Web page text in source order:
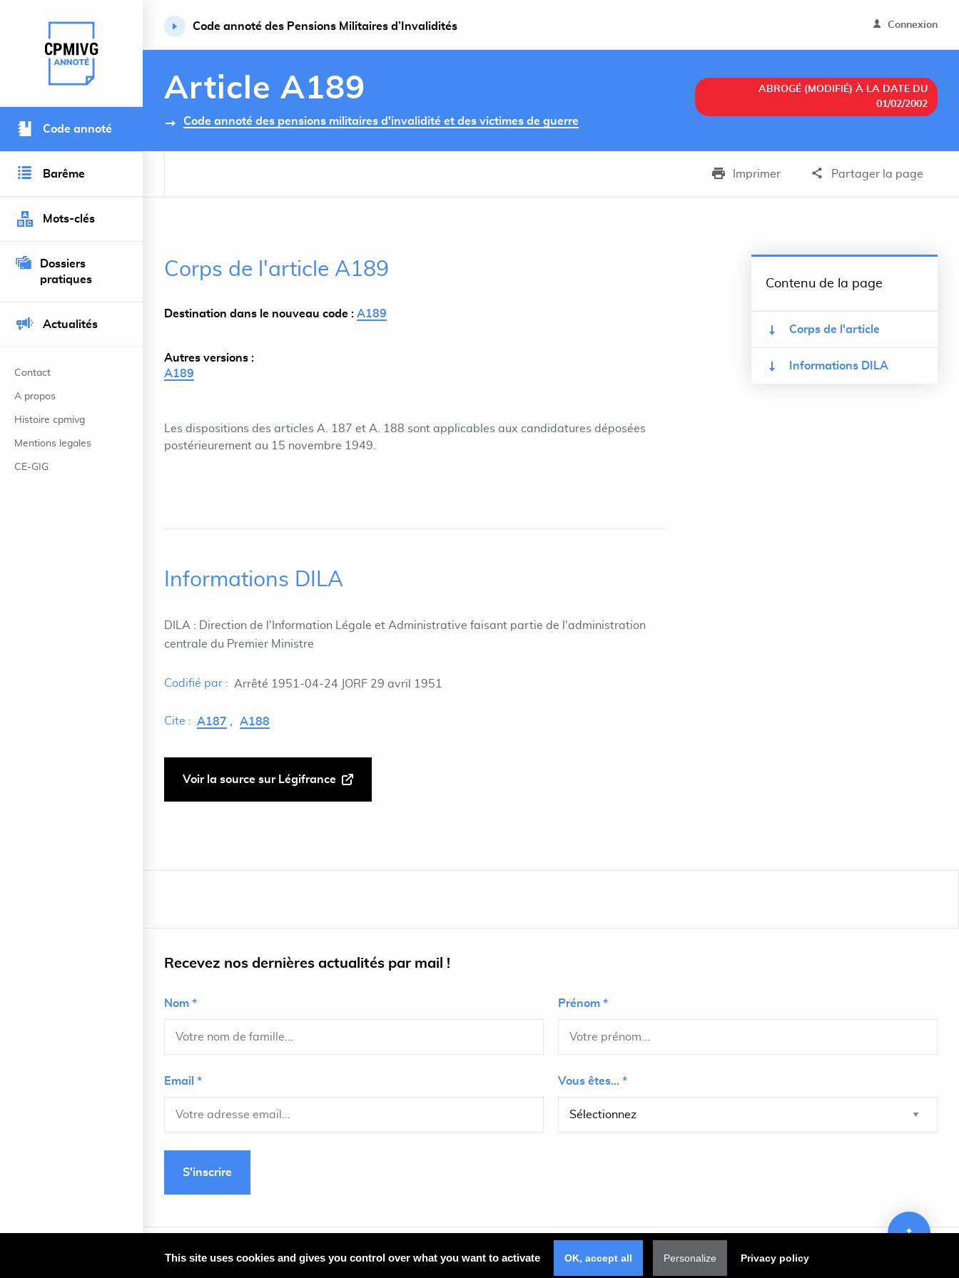
Retour à l’accueil du site
Code annoté
Barême
Mots-clés
Dossiers
pratiques
Actualités
Contact
A propos
Histoire cpmivg
Mentions legales
CE-GIG
Code annoté des Pensions Militaires d’Invalidités Connexion
Article A189
Code annoté des pensions militaires d'invalidité et des victimes de guerre
ABROGÉ (MODIFIÉ) À LA DATE DU
01/02/2002
Imprimer Partager la page
Corps de l'article A189
Destination dans le nouveau code : A189
Autres versions :
A189
Les dispositions des articles A. 187 et A. 188 sont applicables aux candidatures déposées
postérieurement au 15 novembre 1949.
Informations DILA
DILA : Direction de l'Information Légale et Administrative faisant partie de l'administration
centrale du Premier Ministre
Codifié par : Arrêté 1951-04-24 JORF 29 avril 1951
Cite : A187 A188
Voir la source sur Légifrance
Contenu de la page
Corps de l'article
Informations DILA
Recevez nos dernières actualités par mail !
Nom * Prénom *
Email * Vous êtes... *
S'inscrire
Plan du site
This site uses cookies and gives you control over what you want to activate OK, accept all Personalize Privacy policy